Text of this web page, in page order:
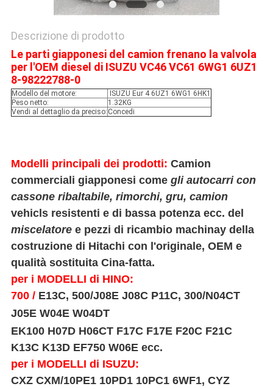
Descrizione di prodotto
Le parti giapponesi del camion frenano la valvola
per l'OEM diesel di ISUZU VC46 VC61 6WG1 6UZ1
8-98222788-0
Modello del motore:
ISUZU Eur 4 6UZ1 6WG1 6HK1
Peso netto:
1.32KG
Vendi al dettaglio da preciso: Concedi
Modelli principali dei prodotti: Camion
commerciali giapponesi comegli autocarri con
cassone ribaltabile, rimorchi, gru, camion
vehiclsresistenti e di bassa potenza ecc. del
miscelatoree pezzi di ricambio machinay della
costruzione di Hitachi con l'originale, OEM e
qualità sostituita Cina-fatta.
per i MODELLI di HINO:
700 / E13C, 500/J08E J08C P11C, 300/N04CT
J05E W04E W04DT
EK100 H07D H06CT F17C F17E F20C F21C
K13C K13D EF750 W06E ecc.
per i MODELLI di ISUZU:
CXZ CXM/10PE1 10PD1 10PC1 6WF1, CYZ